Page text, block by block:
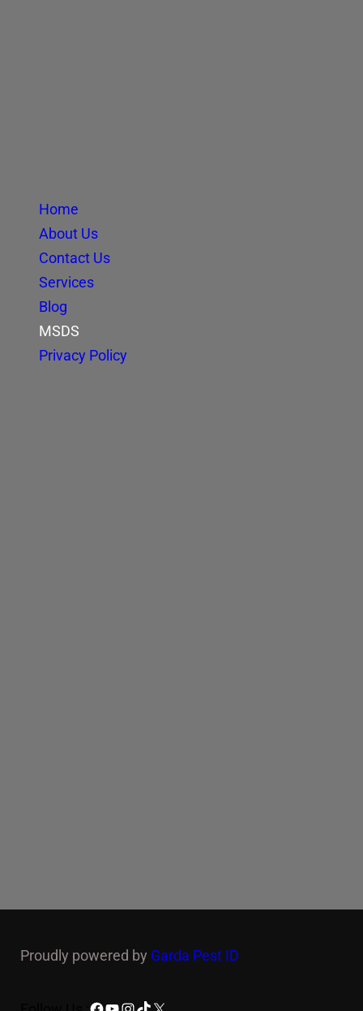
Home
About Us
Contact Us
Services
Blog
MSDS
Privacy Policy
Proudly powered by Garda Pest ID
Facebook
YouTube
Instagram
TikTok
X